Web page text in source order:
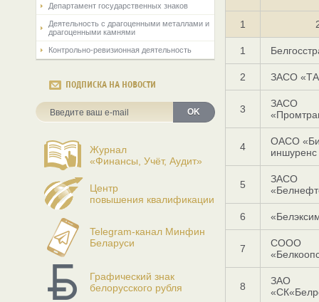
Департамент государственных знаков
Деятельность с драгоценными металлами и
драгоценными камнями
Контрольно-ревизионная деятельность
ПОДПИСКА НА НОВОСТИ
OK
Журнал
«Финансы, Учёт, Аудит»
Центр
повышения квалификации
Telegram-канал Минфин
Беларуси
Графический знак
белорусского рубля
1
1
2 ЗАСО
3
ЗАСО
4
ОАСО
иншуренс
5
ЗАСО
6
7
СООО
8
ЗАО